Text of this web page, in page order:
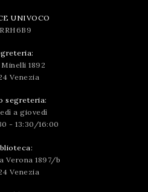
UNIVOCO
1892
Venezia
segreteria:
a giovedì
- 13:30/16:00
Verona 1897/b
Venezia